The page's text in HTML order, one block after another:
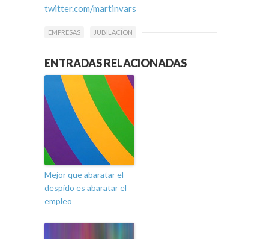
twitter.com/martinvars
EMPRESAS JUBILACÍON
ENTRADAS RELACIONADAS
Mejor que abaratar el
despido es abaratar el
empleo